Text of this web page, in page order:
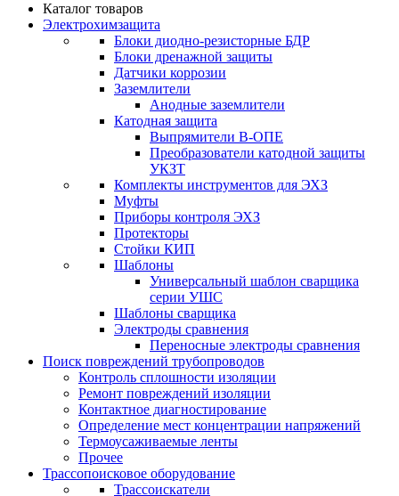
Каталог товаров
Электрохимзащита
Блоки диодно-резисторные БДР
Блоки дренажной защиты
Датчики коррозии
Заземлители
Анодные заземлители
Катодная защита
Выпрямители В-ОПЕ
Преобразователи катодной защиты
УКЗТ
Комплекты инструментов для ЭХЗ
Муфты
Приборы контроля ЭХЗ
Протекторы
Стойки КИП
Шаблоны
Универсальный шаблон сварщика
серии УШС
Шаблоны сварщика
Электроды сравнения
Переносные электроды сравнения
Поиск повреждений трубопроводов
Контроль сплошности изоляции
Ремонт повреждений изоляции
Контактное диагностирование
Определение мест концентрации напряжений
Термоусаживаемые ленты
Прочее
Трассопоисковое оборудование
Трассоискатели